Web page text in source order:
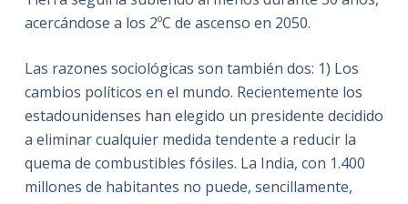
acercándose a los 2ºC de ascenso en 2050.
Las razones sociológicas son también dos: 1) Los
cambios políticos en el mundo. Recientemente los
estadounidenses han elegido un presidente decidido
a eliminar cualquier medida tendente a reducir la
quema de combustibles fósiles. La India, con 1.400
millones de habitantes no puede, sencillamente,